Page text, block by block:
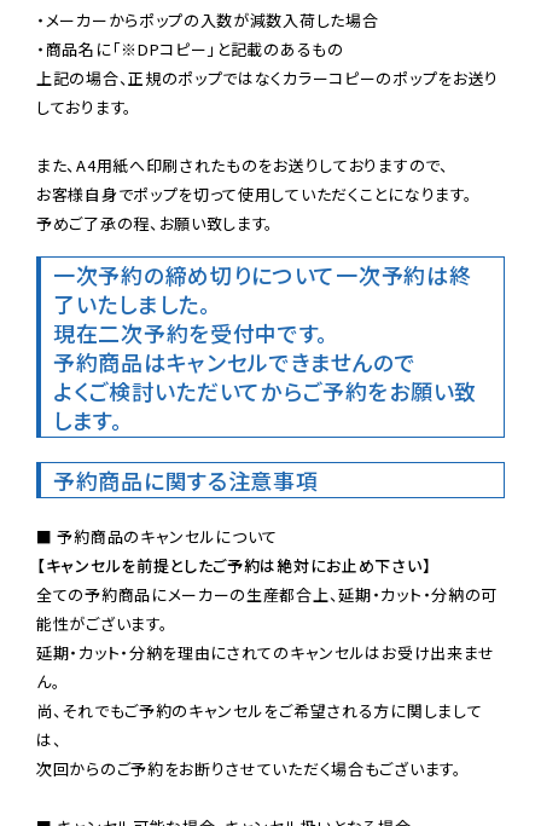
・メーカーからポップの入数が減数入荷した場合
・商品名に「※DPコピー」と記載のあるもの
上記の場合、正規のポップではなくカラーコピーのポップをお送り
しております。
また、A4用紙へ印刷されたものをお送りしておりますので、
お客様自身でポップを切って使用していただくことになります。
予めご了承の程、お願い致します。
一次予約の締め切りについて一次予約は終
了いたしました。
現在二次予約を受付中です。
予約商品はキャンセルできませんので
よくご検討いただいてからご予約をお願い致
します。
予約商品に関する注意事項
【キャンセルを前提としたご予約は絶対にお止め下さい】
全ての予約商品にメーカーの生産都合上、延期・カット・分納の可
能性がございます。
延期・カット・分納を理由にされてのキャンセルはお受け出来ませ
ん。
尚、それでもご予約のキャンセルをご希望される方に関しまして
は、
次回からのご予約をお断りさせていただく場合もございます。